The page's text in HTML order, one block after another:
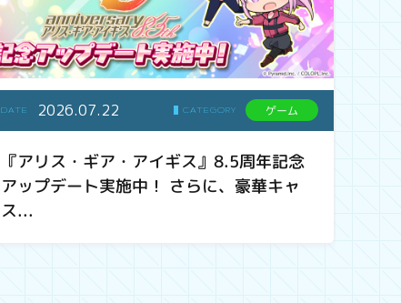
DATE 2026.07.22 CATEGORY ゲーム
『アリス・ギア・アイギス』8.5周年記念
アップデート実施中！ さらに、豪華キャ
ス...